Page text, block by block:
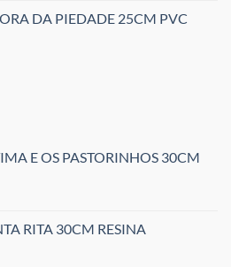
DA PIEDADE 25CM PVC
E OS PASTORINHOS 30CM
RITA 30CM RESINA